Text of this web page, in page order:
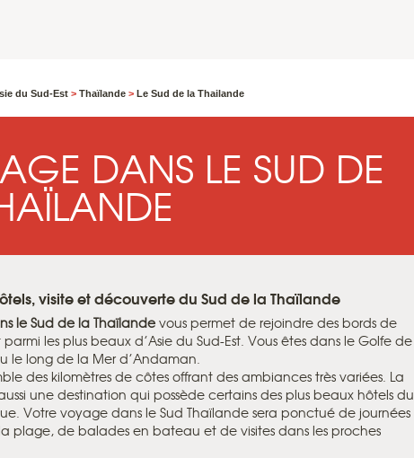
du Sud-Est > Thaïlande > Le Sud de la Thailande
DANS LE SUD DE
visite et découverte du Sud de la Thaïlande
le Sud de la Thaïlandevous permet de rejoindre des bords de
les plus beaux d’Asie du Sud-Est. Vous êtes dans le Golfe de
le long de la Mer d’Andaman.
des kilomètres de côtes offrant des ambiances très variées. La
une destination qui possède certains des plus beaux hôtels du
Votre voyage dans le Sud Thaïlande sera ponctué de journées
plage, de balades en bateau et de visites dans les proches